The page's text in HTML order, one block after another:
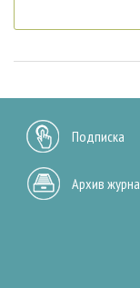
Подписка
Архив